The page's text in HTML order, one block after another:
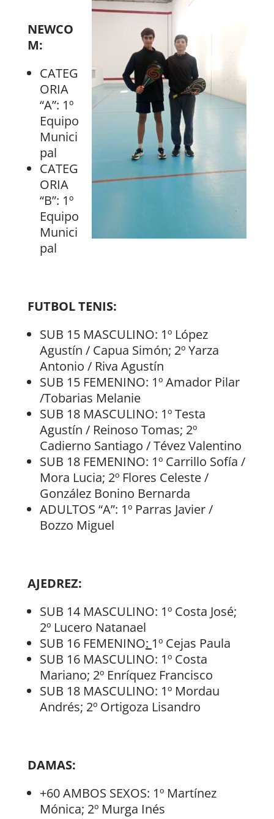
NEWCO
M:
CATEG
ORIA
“A”: 1º
Equipo
Munici
pal
CATEG
ORIA
“B”: 1º
Equipo
Munici
pal
FUTBOL TENIS:
SUB 15 MASCULINO: 1º López
Agustín / Capua Simón; 2º Yarza
Antonio / Riva Agustín
SUB 15 FEMENINO: 1º Amador Pilar
/Tobarias Melanie
SUB 18 MASCULINO: 1º Testa
Agustín / Reinoso Tomas; 2º
Cadierno Santiago / Tévez Valentino
SUB 18 FEMENINO: 1º Carrillo Sofía /
Mora Lucia; 2º Flores Celeste /
González Bonino Bernarda
ADULTOS “A”: 1º Parras Javier /
Bozzo Miguel
AJEDREZ:
SUB 14 MASCULINO: 1º Costa José;
2º Lucero Natanael
SUB 16 FEMENINO: 1º Cejas Paula
SUB 16 MASCULINO: 1º Costa
Mariano; 2º Enríquez Francisco
SUB 18 MASCULINO: 1º Mordau
Andrés; 2º Ortigoza Lisandro
DAMAS:
+60 AMBOS SEXOS: 1º Martínez
Mónica; 2º Murga Inés